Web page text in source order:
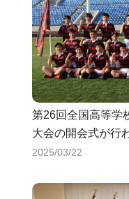
第26回全国高等学
大会の開会式が行
2025/03/22